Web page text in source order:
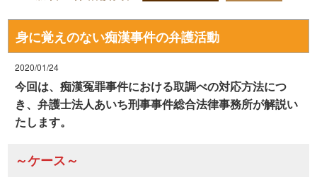
身に覚えのない痴漢事件の弁護活動
2020/01/24
今回は、痴漢冤罪事件における取調べの対応方法につ
き、弁護士法人あいち刑事事件総合法律事務所が解説い
たします。
～ケース～